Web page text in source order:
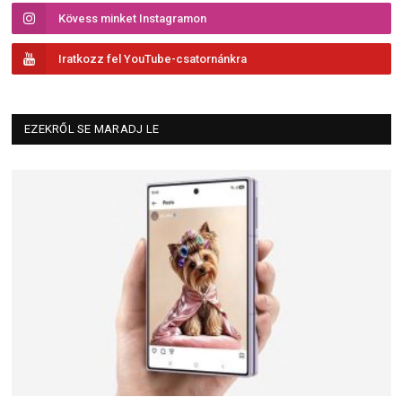
Kövess minket Instagramon
Iratkozz fel YouTube-csatornánkra
EZEKRŐL SE MARADJ LE